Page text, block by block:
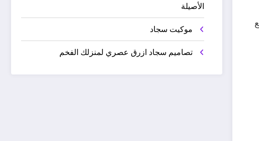
الأصيلة
موكيت سجاد
تصاميم سجاد ازرق عصري لمنزلك الفخم